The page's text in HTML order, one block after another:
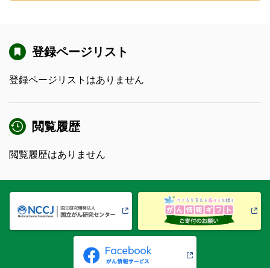
登録ページリスト
登録ページリストはありません
閲覧履歴
閲覧履歴はありません